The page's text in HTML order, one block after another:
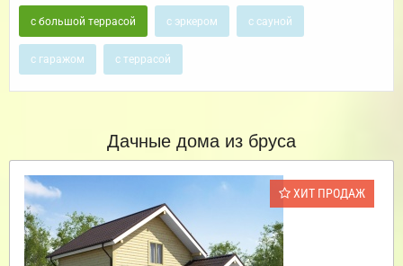
с большой террасой с эркером с сауной
с гаражом с террасой
Дачные дома из бруса
ХИТ ПРОДАЖ